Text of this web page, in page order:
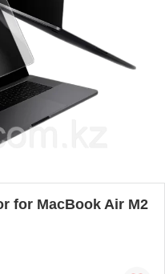
for MacBook Air M2